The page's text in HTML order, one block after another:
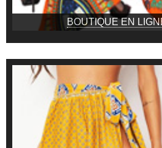
BOUTIQUE EN